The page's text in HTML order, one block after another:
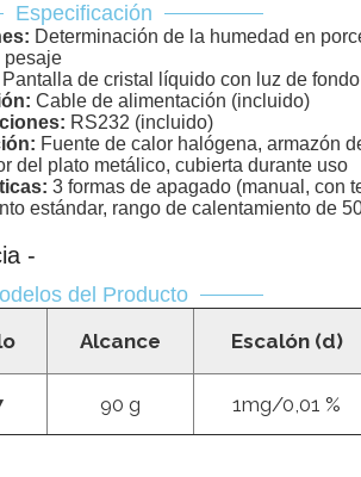
Especificación
Determinación de la humedad en
pesaje
Pantalla de cristal líquido con luz de
Cable de alimentación (incluido)
RS232 (incluido)
Fuente de calor halógena, armazón
del plato metálico, cubierta durante uso
3 formas de apagado (manual, con
estándar, rango de calentamiento de
-
del Producto
Alcance Escalón (d)
90 g 1mg/0,01 %